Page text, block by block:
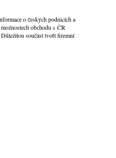
o českých podnicích a
obchodu s ČR
součást tvoří firemní